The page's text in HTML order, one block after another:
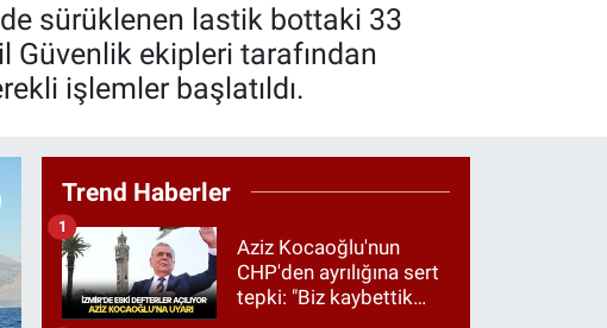
sürüklenen lastik bottaki 33
Güvenlik ekipleri tarafından
işlemler başlatıldı.
Trend Haberler
Aziz Kocaoğlu'nun
CHP'den ayrılığına sert
tepki: "Biz kaybettik
1